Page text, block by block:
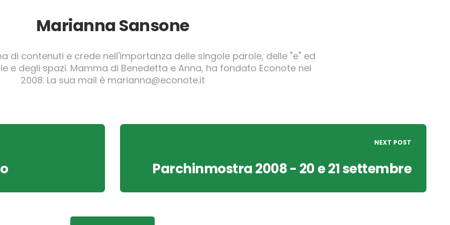
Marianna Sansone
di contenuti e crede nell'importanza delle singole parole, delle "e" ed
e degli spazi. Mamma di Benedetta e Anna, ha fondato Econote nel
2008. La sua mail è marianna@econote.it
NEXT POST
Parchinmostra 2008 - 20 e 21 settembre